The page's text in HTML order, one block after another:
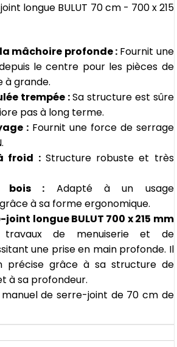
longue BULUT 70 cm - 700 x 215
mâchoire profonde :Fournit une
le centre pour les pièces de
à grande.
trempée :Sa structure est sûre
pas à long terme.
: Fournit une force de serrage
froid :Structure robuste et très
bois : Adapté à un usage
à sa forme ergonomique.
longue BULUT 700 x 215 mm
de menuiserie et de
une prise en main profonde. Il
précise grâce à sa structure de
à sa profondeur.
de serre-joint de 70 cm de